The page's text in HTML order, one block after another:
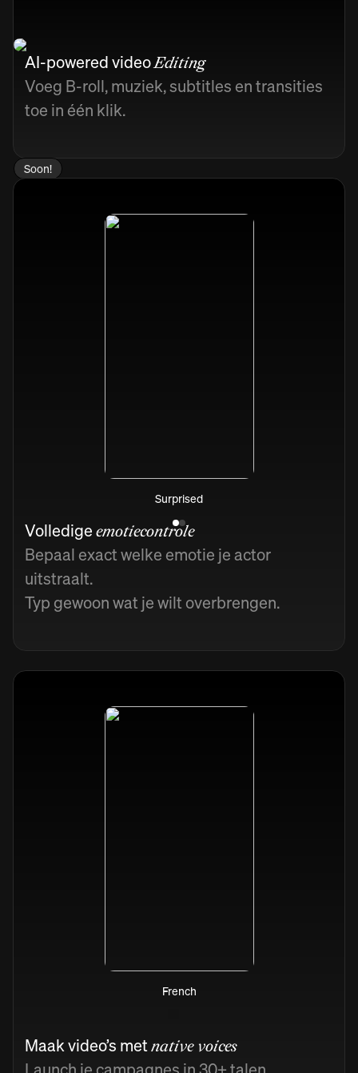
AI-powered videoEditing
Voeg B-roll, muziek, subtitles en transities
toe in één klik.
Soon!
Surprised
Volledige emotiecontrole
Bepaal exact welke emotie je actor
uitstraalt.
Typ gewoon wat je wilt overbrengen.
French
Maak video’s metnative voices